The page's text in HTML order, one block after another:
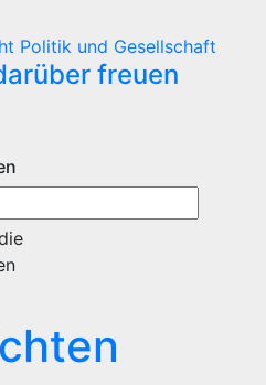
Politik und Gesellschaft
freuen